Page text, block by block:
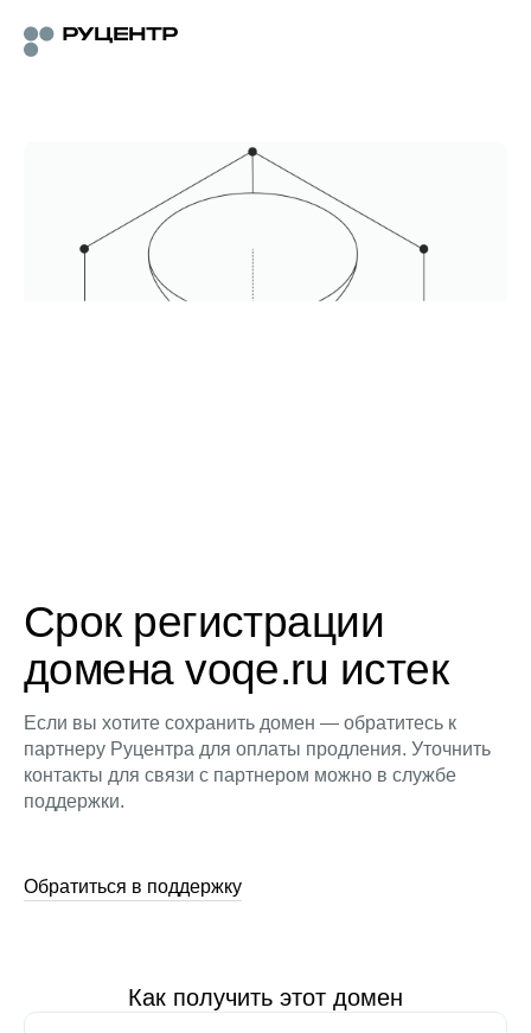
Срок регистрации
домена voqe.ru истек
Если вы хотите сохранить домен — обратитесь к
партнеру Руцентра для оплаты продления. Уточнить
контакты для связи с партнером можно в службе
поддержки.
Обратиться в поддержку
Как получить этот домен